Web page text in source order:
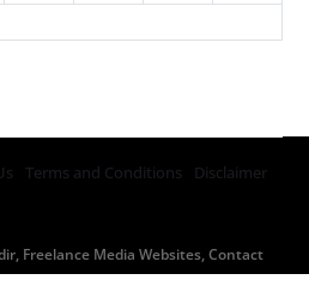
Freelance Media Websites, Contact
Terms and Conditions
Disclaimer